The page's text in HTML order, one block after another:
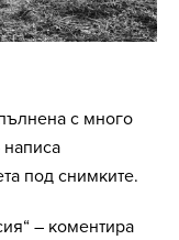
с много
написа
под снимките.
– коментира